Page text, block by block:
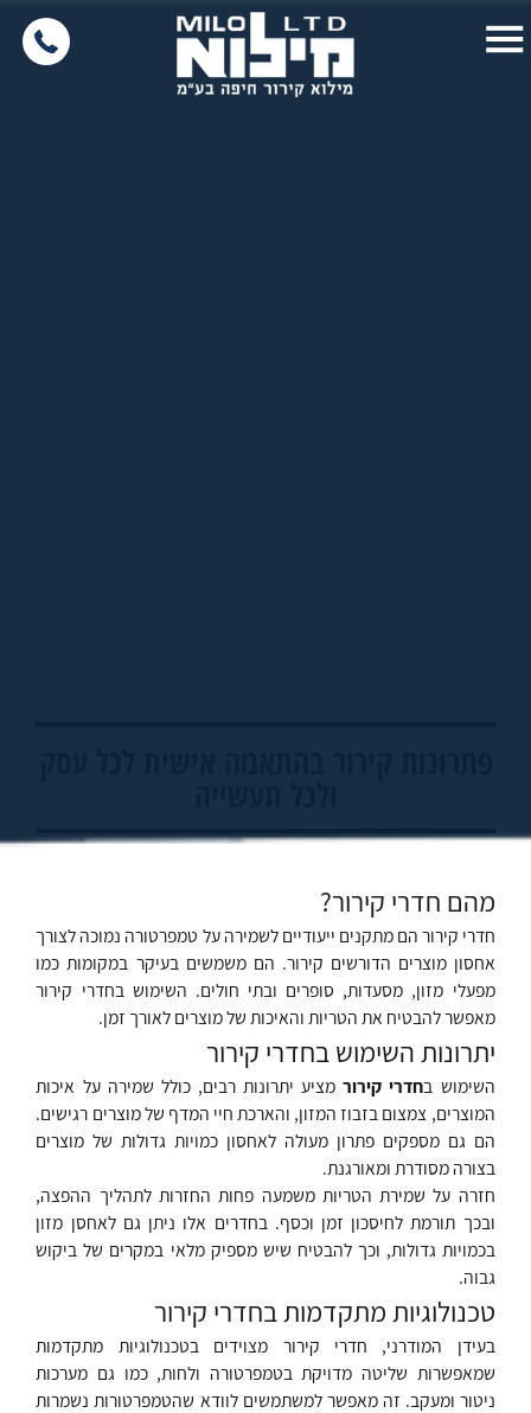
מהם חדרי קירור?
חדרי קירור הם מתקנים ייעודיים לשמירה על טמפרטורה נמוכה לצורך
אחסון מוצרים הדורשים קירור. הם משמשים בעיקר במקומות כמו
מפעלי מזון, מסעדות, סופרים ובתי חולים. השימוש בחדרי קירור
מאפשר להבטיח את הטריות והאיכות של מוצרים לאורך זמן.
יתרונות השימוש בחדרי קירור
השימוש בחדרי קירורמציע יתרונות רבים, כולל שמירה על איכות
המוצרים, צמצום בזבוז המזון, והארכת חיי המדף של מוצרים רגישים.
הם גם מספקים פתרון מעולה לאחסון כמויות גדולות של מוצרים
בצורה מסודרת ומאורגנת.
חזרה על שמירת הטריות משמעה פחות החזרות לתהליך ההפצה,
ובכך תורמת לחיסכון זמן וכסף. בחדרים אלו ניתן גם לאחסן מזון
בכמויות גדולות, וכך להבטיח שיש מספיק מלאי במקרים של ביקוש
גבוה.
טכנולוגיות מתקדמות בחדרי קירור
בעידן המודרני, חדרי קירור מצוידים בטכנולוגיות מתקדמות
שמאפשרות שליטה מדויקת בטמפרטורה ולחות, כמו גם מערכות
ניטור ומעקב. זה מאפשר למשתמשים לוודא שהטמפרטורות נשמרות